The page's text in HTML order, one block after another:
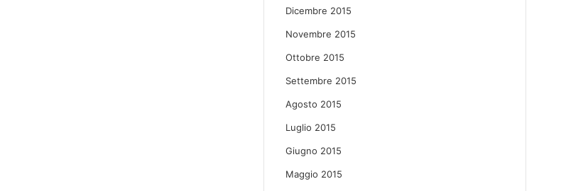
Dicembre 2015
Novembre 2015
Ottobre 2015
Settembre 2015
Agosto 2015
Luglio 2015
Giugno 2015
Maggio 2015